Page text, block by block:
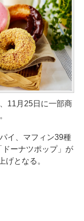
11月25日に一部商
イ、マフィン39種
ドーナツポップ」が
げとなる。